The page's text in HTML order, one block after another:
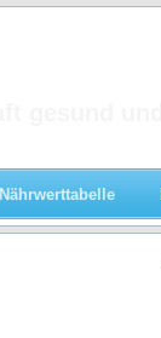
Nährwerttabelle